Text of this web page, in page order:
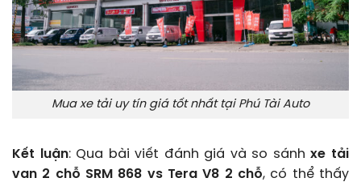
Mua xe tải uy tín giá tốt nhất tại Phú Tài Auto
Kết luận: Qua bài viết đánh giá và so sánhxe tải
van 2 chỗ SRM 868 vs Tera V8 2 chỗ, có thể thấy